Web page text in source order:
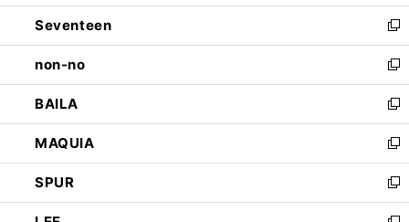
開
く
ウ
で
開
く
ン
ド
ウ
で
開
く
Seventeen
新
し
い
ウ
ィ
ン
ド
ウ
で
開
non-no
新
し
い
ウ
ィ
ン
ド
ウ
BAILA
新
し
い
ウ
ィ
ン
MAQUIA
新
し
い
ウ
SPUR
新
し